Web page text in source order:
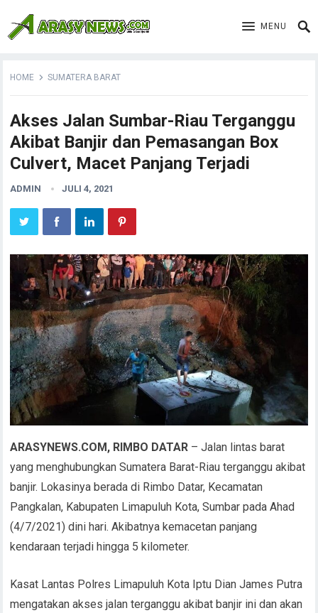
MENU
HOME SUMATERA BARAT
Akses Jalan Sumbar-Riau Terganggu
Akibat Banjir dan Pemasangan Box
Culvert, Macet Panjang Terjadi
ADMIN JULI 4, 2021
ARASYNEWS.COM, RIMBO DATAR – Jalan lintas barat
yang menghubungkan Sumatera Barat-Riau terganggu akibat
banjir. Lokasinya berada di Rimbo Datar, Kecamatan
Pangkalan, Kabupaten Limapuluh Kota, Sumbar pada Ahad
(4/7/2021) dini hari. Akibatnya kemacetan panjang
kendaraan terjadi hingga 5 kilometer.
Kasat Lantas Polres Limapuluh Kota Iptu Dian James Putra
mengatakan akses jalan terganggu akibat banjir ini dan akan